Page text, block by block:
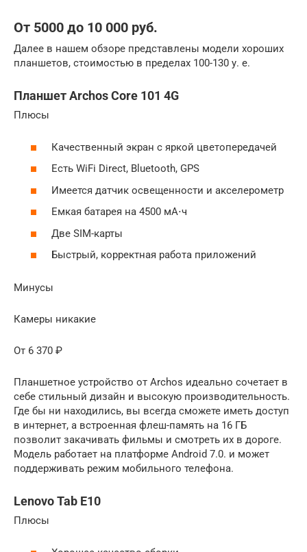
От 5000 до 10 000 руб.
Далее в нашем обзоре представлены модели хороших
планшетов, стоимостью в пределах 100-130 у. е.
Планшет Archos Core 101 4G
Плюсы
Качественный экран с яркой цветопередачей
Есть WiFi Direct, Bluetooth, GPS
Имеется датчик освещенности и акселерометр
Емкая батарея на 4500 мА⋅ч
Две SIM-карты
Быстрый, корректная работа приложений
Минусы
Камеры никакие
От 6 370 ₽
Планшетное устройство от Archos идеально сочетает в
себе стильный дизайн и высокую производительность.
Где бы ни находились, вы всегда сможете иметь доступ
в интернет, а встроенная флеш-память на 16 ГБ
позволит закачивать фильмы и смотреть их в дороге.
Модель работает на платформе Android 7.0. и может
поддерживать режим мобильного телефона.
Lenovo Tab E10
Плюсы